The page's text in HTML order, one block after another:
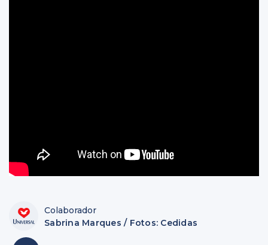
Colaborador
Sabrina Marques / Fotos: Cedidas